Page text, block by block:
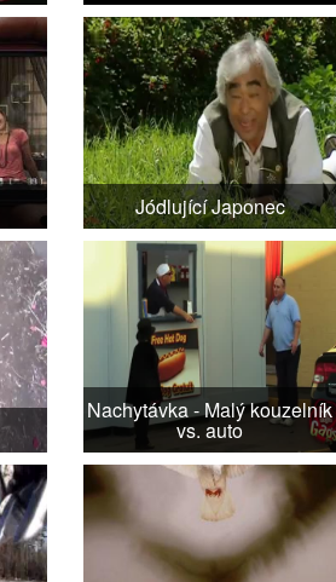
Jódlující Japonec
Nachytávka - Malý kouzelník
vs. auto